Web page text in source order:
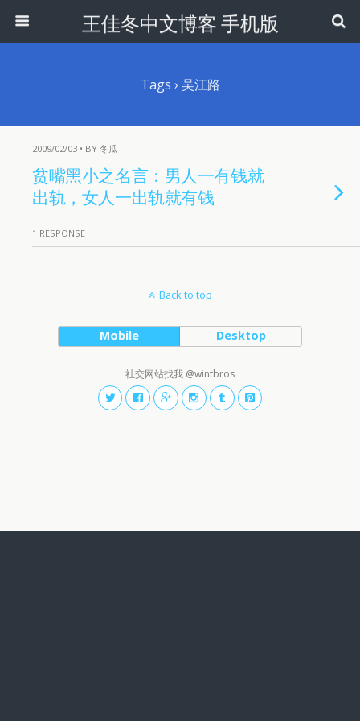
王佳冬中文博客 手机版
Tags › 吴江路
2009/02/03 • BY 冬瓜
贫嘴黑小之名言：男人一有钱就
出轨，女人一出轨就有钱
1 RESPONSE
Back to top
Mobile Desktop
社交网站找我 @wintbros